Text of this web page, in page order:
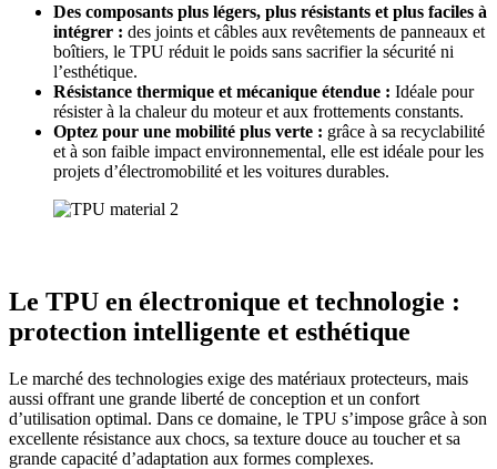
Des composants plus légers, plus résistants et plus faciles à
intégrer : des joints et câbles aux revêtements de panneaux et
boîtiers, le TPU réduit le poids sans sacrifier la sécurité ni
l’esthétique.
Résistance thermique et mécanique étendue : Idéale pour
résister à la chaleur du moteur et aux frottements constants.
Optez pour une mobilité plus verte : grâce à sa recyclabilité
et à son faible impact environnemental, elle est idéale pour les
projets d’électromobilité et les voitures durables.
Le TPU en électronique et technologie :
protection intelligente et esthétique
Le marché des technologies exige des matériaux protecteurs, mais
aussi offrant une grande liberté de conception et un confort
d’utilisation optimal. Dans ce domaine, le TPU s’impose grâce à son
excellente résistance aux chocs, sa texture douce au toucher et sa
grande capacité d’adaptation aux formes complexes.